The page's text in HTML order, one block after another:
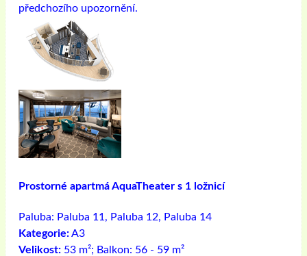
předchozího upozornění.
Prostorné apartmá AquaTheater s 1 ložnicí
Paluba: Paluba 11, Paluba 12, Paluba 14
Kategorie:A3
Velikost: 53 m²; Balkon: 56 - 59 m²